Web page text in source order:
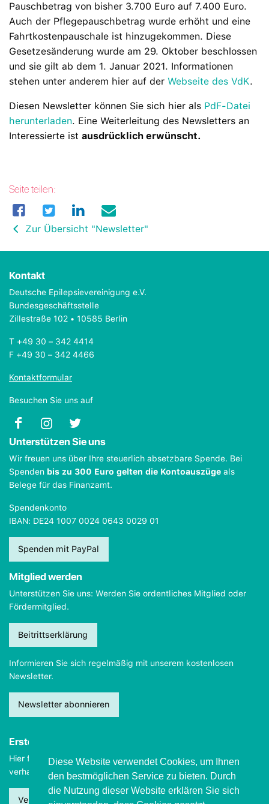
Pauschbetrag von bisher 3.700 Euro auf 7.400 Euro.
Auch der Pflegepauschbetrag wurde erhöht und eine
Fahrtkostenpauschale ist hinzugekommen. Diese
Gesetzesänderung wurde am 29. Oktober beschlossen
und sie gilt ab dem 1. Januar 2021. Informationen
stehen unter anderem hier auf der Webseite des VdK.
Diesen Newsletter können Sie sich hier als PdF-Datei
herunterladen. Eine Weiterleitung des Newsletters an
Interessierte ist ausdrücklich erwünscht.
Seite teilen:
Zur Übersicht "Newsletter"
Kontakt
Deutsche Epilepsievereinigung e.V.
Bundesgeschäftsstelle
Zillestraße 102 • 10585 Berlin
T +49 30 – 342 4414
F +49 30 – 342 4466
Kontaktformular
Besuchen Sie uns auf
Unterstützen Sie uns
Wir freuen uns über Ihre steuerlich absetzbare Spende. Bei
Spenden bis zu 300 Euro gelten die Kontoauszüge als
Belege für das Finanzamt.
Spendenkonto
IBAN: DE24 1007 0024 0643 0029 01
Spenden mit PayPal
Mitglied werden
Unterstützen Sie uns: Werden Sie ordentliches Mitglied oder
Fördermitglied.
Beitrittserklärung
Informieren Sie sich regelmäßig mit unserem kostenlosen
Newsletter.
Newsletter abonnieren
Erste Hilfe
Hier finden Sie wichtige Informationen, wie Sie sichim Notfall
verhalten sollten.
Verhalten beim Grand mal
Diese Website verwendet Cookies, um Ihnen
den bestmöglichen Service zu bieten. Durch
die Nutzung dieser Website erklären Sie sich